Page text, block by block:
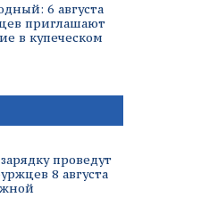
6 августа
приглашают
в купеческом
проведут
8 августа